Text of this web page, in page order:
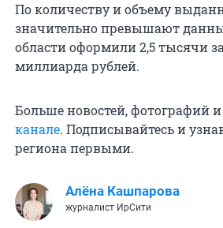
По количеству и объему
значительно превышают
области оформили 2,5 тысячи
миллиарда рублей.
Больше новостей, фотографий
канале. Подписывайтесь и
региона первыми.
Алёна Кашпарова
журналист ИрСити